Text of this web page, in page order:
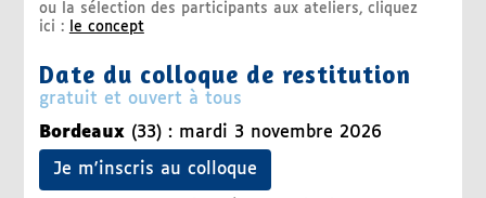
ou la sélection des participants aux ateliers, cliquez
ici :
le concept
Date du colloque de restitution
gratuit et ouvert à tous
Bordeaux(33) : mardi 3 novembre 2026
Je m'inscris au colloque